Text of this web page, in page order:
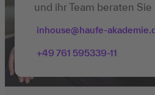
und ihr Team beraten Sie
inhouse@haufe-
+49 761 595339-11